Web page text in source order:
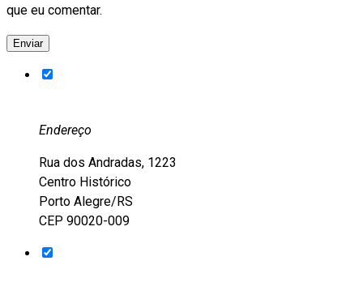
que eu comentar.
Endereço
Rua dos Andradas, 1223
Centro Histórico
Porto Alegre/RS
CEP 90020-009